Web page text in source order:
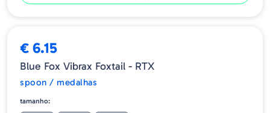
€ 6.15
Blue Fox Vibrax Foxtail - RTX
spoon / medalhas
tamanho: